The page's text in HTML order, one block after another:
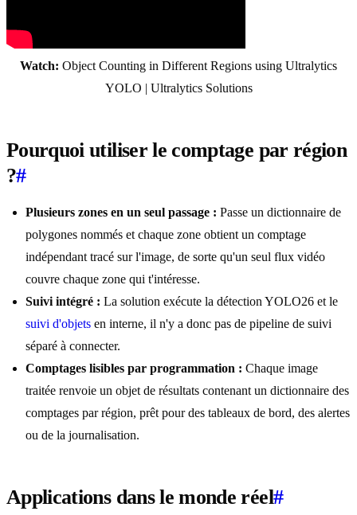
Watch: Object Counting in Different Regions using Ultralytics
YOLO | Ultralytics Solutions
Pourquoi utiliser le comptage par région
?#
Plusieurs zones en un seul passage : Passe un dictionnaire de
polygones nommés et chaque zone obtient un comptage
indépendant tracé sur l'image, de sorte qu'un seul flux vidéo
couvre chaque zone qui t'intéresse.
Suivi intégré : La solution exécute la détection YOLO26 et le
suivi d'objets en interne, il n'y a donc pas de pipeline de suivi
séparé à connecter.
Comptages lisibles par programmation : Chaque image
traitée renvoie un objet de résultats contenant un dictionnaire des
comptages par région, prêt pour des tableaux de bord, des alertes
ou de la journalisation.
Applications dans le monde réel#